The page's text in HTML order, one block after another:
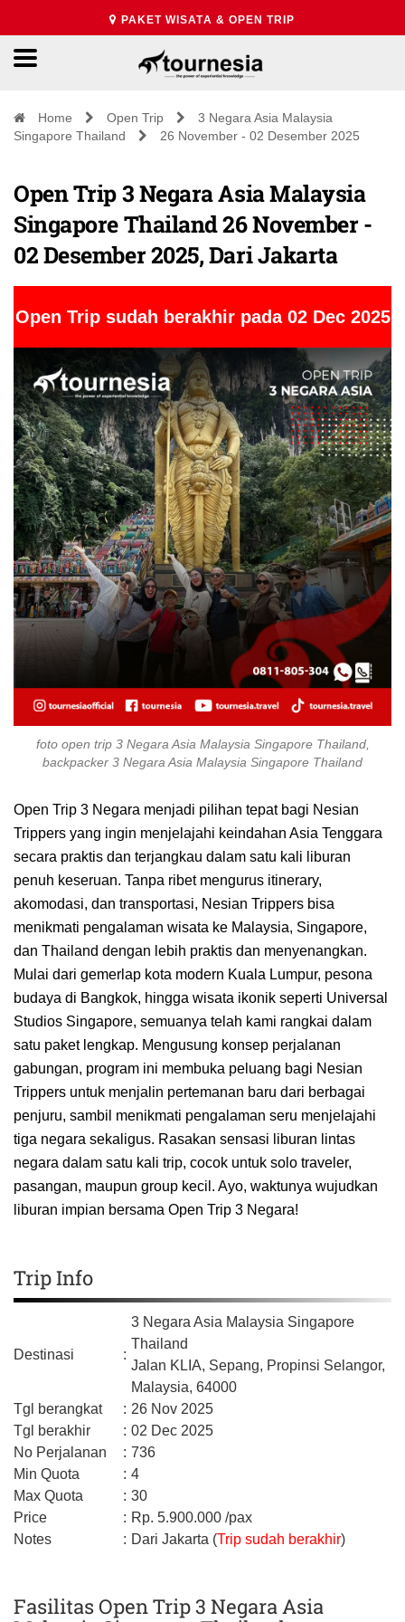
PAKET WISATA & OPEN TRIP
Home Open Trip
3 Negara Asia Malaysia
Singapore Thailand
26 November - 02 Desember 2025
Open Trip 3 Negara Asia Malaysia
Singapore Thailand 26 November -
02 Desember 2025, Dari Jakarta
Open Trip sudah berakhir pada 02 Dec 2025
foto open trip 3 Negara Asia Malaysia Singapore Thailand,
backpacker 3 Negara Asia Malaysia Singapore Thailand
Open Trip 3 Negara menjadi pilihan tepat bagi Nesian
Trippers yang ingin menjelajahi keindahan Asia Tenggara
secara praktis dan terjangkau dalam satu kali liburan
penuh keseruan. Tanpa ribet mengurus itinerary,
akomodasi, dan transportasi, Nesian Trippers bisa
menikmati pengalaman wisata ke Malaysia, Singapore,
dan Thailand dengan lebih praktis dan menyenangkan.
Mulai dari gemerlap kota modern Kuala Lumpur, pesona
budaya di Bangkok, hingga wisata ikonik seperti Universal
Studios Singapore, semuanya telah kami rangkai dalam
satu paket lengkap. Mengusung konsep perjalanan
gabungan, program ini membuka peluang bagi Nesian
Trippers untuk menjalin pertemanan baru dari berbagai
penjuru, sambil menikmati pengalaman seru menjelajahi
tiga negara sekaligus. Rasakan sensasi liburan lintas
negara dalam satu kali trip, cocok untuk solo traveler,
pasangan, maupun group kecil. Ayo, waktunya wujudkan
liburan impian bersama Open Trip 3 Negara!
Trip Info
Destinasi :
3 Negara Asia Malaysia Singapore
Thailand
Jalan KLIA, Sepang, Propinsi Selangor,
Malaysia, 64000
Tgl berangkat
: 26 Nov 2025
Tgl berakhir
: 02 Dec 2025
No Perjalanan
: 736
Min Quota
: 4
Max Quota
: 30
Price
: Rp. 5.900.000 /pax
Notes
: Dari Jakarta (Trip sudah berakhir)
Fasilitas Open Trip 3 Negara Asia